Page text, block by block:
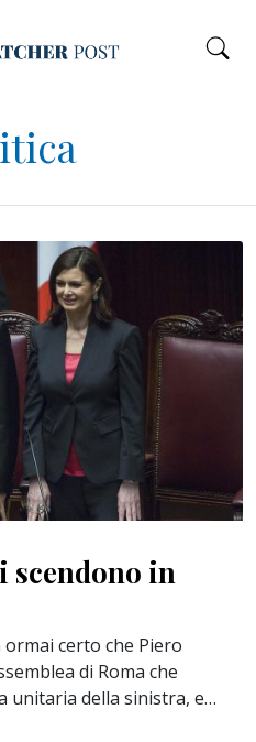
scendono in
certo che Piero
di Roma che
unitaria della sinistra, e…